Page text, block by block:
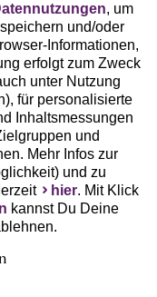
, um
und/oder
Informationen,
erfolgt zum Zweck
unter Nutzung
für personalisierte
Inhaltsmessungen
und
Mehr Infos zur
und zu
hier. Mit Klick
kannst Du Deine